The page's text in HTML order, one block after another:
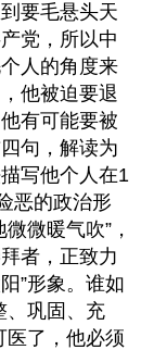
要毛悬头天
党，所以中
人的角度来
他被迫要退
有可能要被
句，解读为
写他个人在1
恶的政治形
微暖气吹”，
者，正致力
”形象。谁如
、巩固、充
医了，他必须